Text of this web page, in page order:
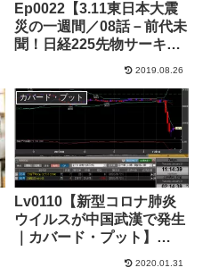
Ep0022【3.11東日本大震
災の一週間／08話－前代未
聞！日経225先物サーキッ
2019.08.26
カバード・プット
Lv0110【新型コロナ肺炎
ウイルスが中国武漢で発生
｜カバード・プット】
2020.01.31